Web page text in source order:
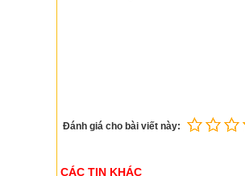
Đánh giá cho bài viết này:
CÁC TIN KHÁC